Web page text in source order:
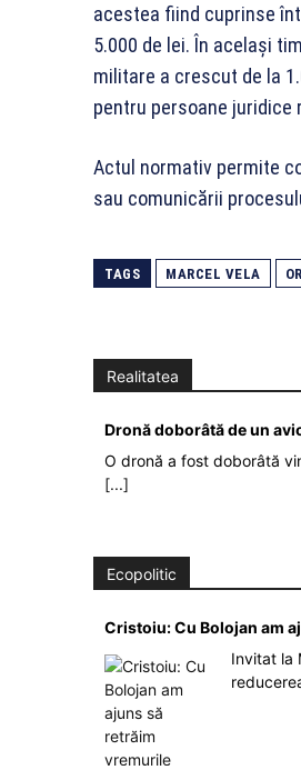
acestea fiind cuprinse
5.000 de lei. În acelaşi
militare a crescut de la
pentru persoane juridice
Actul normativ permite
sau comunicării
TAGS MARCEL VELA
Realitatea
Dronă doborâtă de un
O dronă a fost doborâtă
[...]
Ecopolitic
Cristoiu: Cu Bolojan am
Invitat la